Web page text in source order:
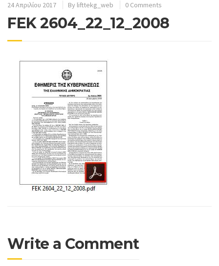
24 Απριλίου 2017 By lifttekg_web 0 Comments
FEK 2604_22_12_2008
Write a Comment